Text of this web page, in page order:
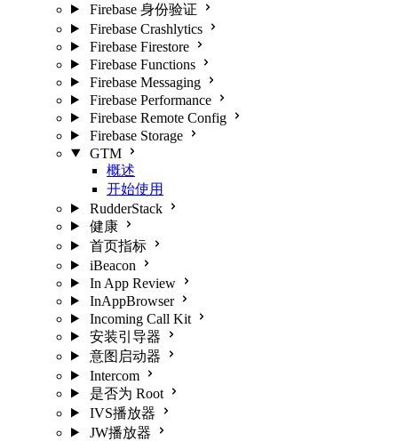
Firebase 身份验证
Firebase Crashlytics
Firebase Firestore
Firebase Functions
Firebase Messaging
Firebase Performance
Firebase Remote Config
Firebase Storage
GTM
概述
开始使用
RudderStack
健康
首页指标
iBeacon
In App Review
InAppBrowser
Incoming Call Kit
安装引导器
意图启动器
Intercom
是否为 Root
IVS播放器
JW播放器